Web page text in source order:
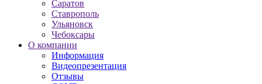
Саратов
Ставрополь
Ульяновск
Чебоксары
О компании
Информация
Видеопрезентация
Отзывы